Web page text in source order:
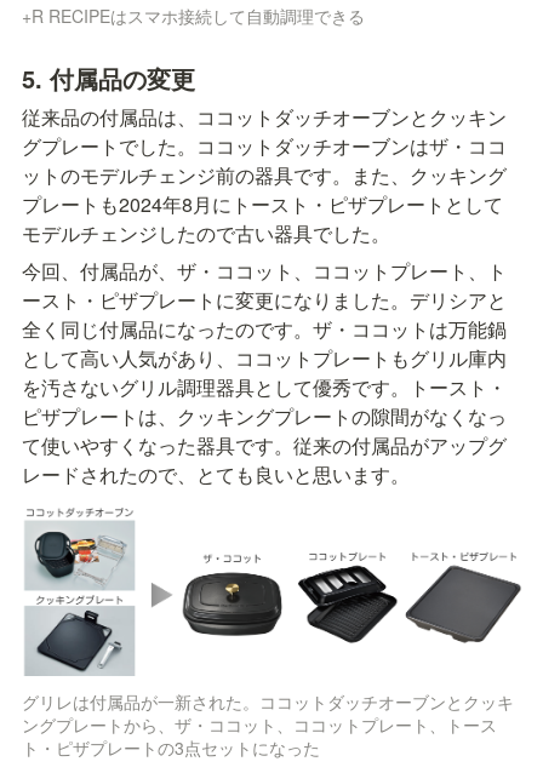
+R RECIPEはスマホ接続して自動調理できる
5. 付属品の変更
従来品の付属品は、ココットダッチオーブンとクッキン
グプレートでした。ココットダッチオーブンはザ・ココ
ットのモデルチェンジ前の器具です。また、クッキング
プレートも2024年8月にトースト・ピザプレートとして
モデルチェンジしたので古い器具でした。
今回、付属品が、ザ・ココット、ココットプレート、ト
ースト・ピザプレートに変更になりました。デリシアと
全く同じ付属品になったのです。ザ・ココットは万能鍋
として高い人気があり、ココットプレートもグリル庫内
を汚さないグリル調理器具として優秀です。トースト・
ピザプレートは、クッキングプレートの隙間がなくなっ
て使いやすくなった器具です。従来の付属品がアップグ
レードされたので、とても良いと思います。
グリレは付属品が一新された。ココットダッチオーブンとクッキ
ングプレートから、ザ・ココット、ココットプレート、トース
ト・ピザプレートの3点セットになった